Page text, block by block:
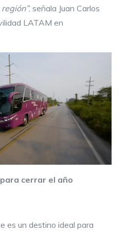
, señala Juan Carlos
LATAM en
cerrar el año
es un destino ideal para